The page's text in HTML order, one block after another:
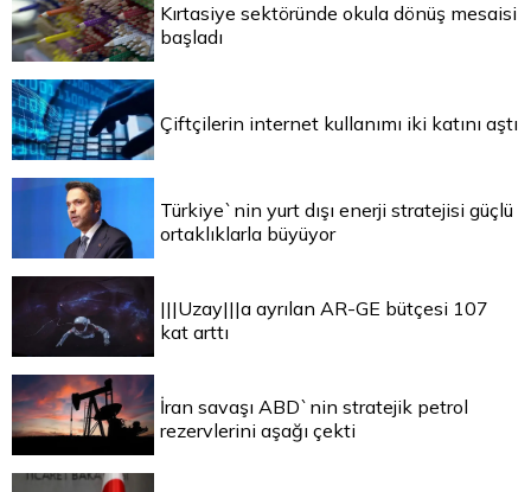
Kırtasiye sektöründe okula dönüş mesaisi
başladı
Çiftçilerin internet kullanımı iki katını aştı
Türkiye`nin yurt dışı enerji stratejisi güçlü
ortaklıklarla büyüyor
|||Uzay|||a ayrılan AR-GE bütçesi 107
kat arttı
İran savaşı ABD`nin stratejik petrol
rezervlerini aşağı çekti